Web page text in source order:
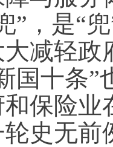
”，是“
减轻
国十条
保险
史无